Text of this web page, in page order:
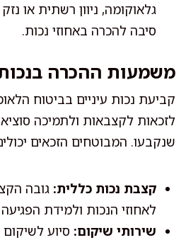
גלאוקומה, ניוון רשתית או
סיבה להכרה באחוזי נכות.
משמעות ההכרה בנכות
קביעת נכות עיניים בביטוח
לזכאות לקצבאות ולתמיכה
שנקבעו. המבוטחים הזכאים
קצבת נכות כללית: גובה
לאחוזי הנכות ולמידת
שירותי שיקום: סיוע